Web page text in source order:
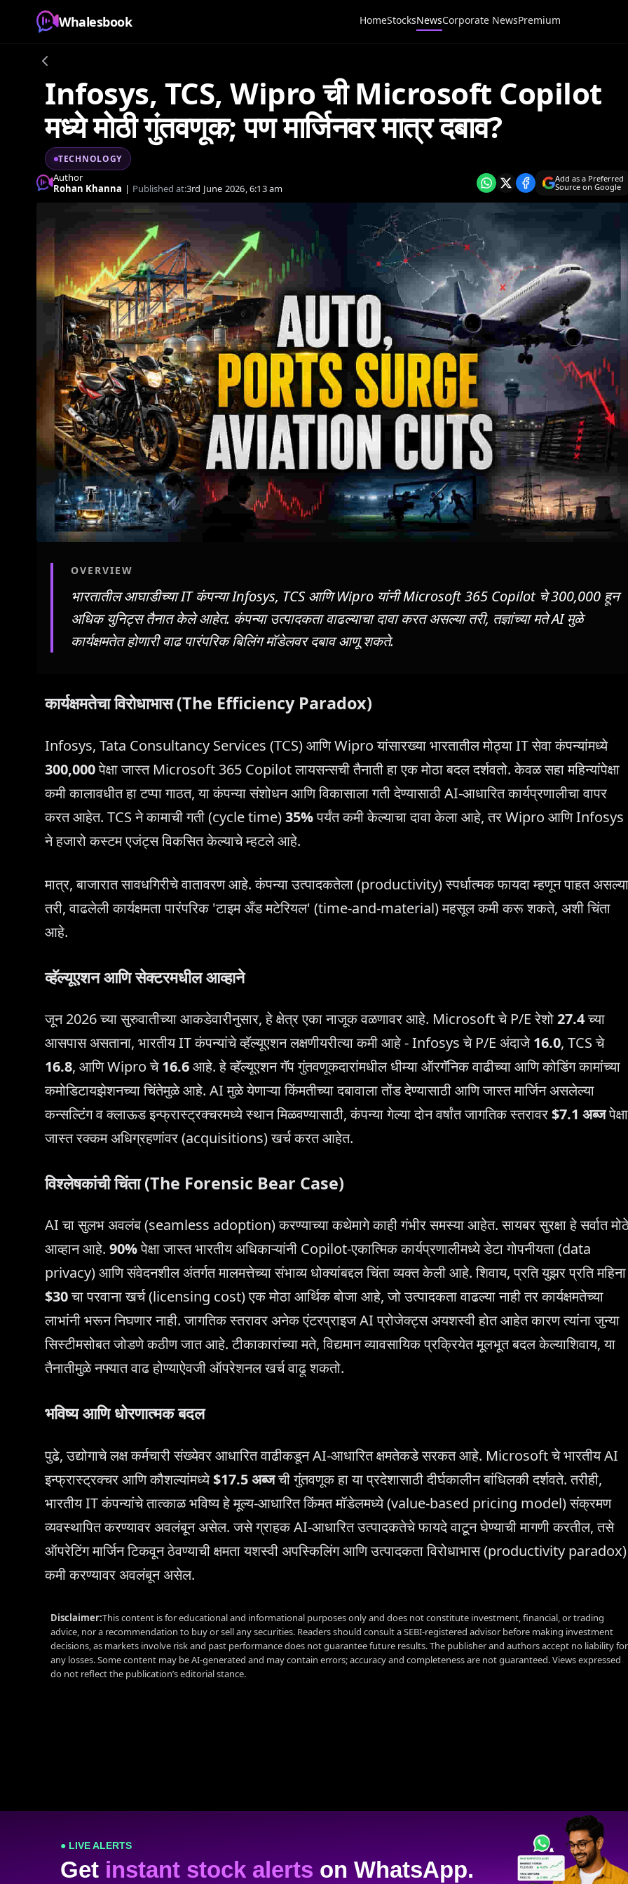
Whalesbook HomeStocksNewsCorporate NewsPremium
Infosys, TCS, Wipro ची Microsoft Copilot
मध्ये मोठी गुंतवणूक; पण मार्जिनवर मात्र दबाव?
TECHNOLOGY
Author
Rohan Khanna | Published at:3rd June 2026, 6:13 am
Add as a Preferred
Source on Google
OVERVIEW
भारतातील आघाडीच्या IT कंपन्या Infosys, TCS आणि Wipro यांनी Microsoft 365 Copilot चे 300,000 हून
अधिक युनिट्स तैनात केले आहेत. कंपन्या उत्पादकता वाढल्याचा दावा करत असल्या तरी, तज्ञांच्या मते AI मुळे
कार्यक्षमतेत होणारी वाढ पारंपरिक बिलिंग मॉडेलवर दबाव आणू शकते.
कार्यक्षमतेचा विरोधाभास (The Efficiency Paradox)
Infosys, Tata Consultancy Services (TCS) आणि Wipro यांसारख्या भारतातील मोठ्या IT सेवा कंपन्यांमध्ये
300,000पेक्षा जास्त Microsoft 365 Copilot लायसन्सची तैनाती हा एक मोठा बदल दर्शवतो. केवळ सहा महिन्यांपेक्षा
कमी कालावधीत हा टप्पा गाठत, या कंपन्या संशोधन आणि विकासाला गती देण्यासाठी AI-आधारित कार्यप्रणालीचा वापर
करत आहेत. TCS ने कामाची गती (cycle time)35%पर्यंत कमी केल्याचा दावा केला आहे, तर Wipro आणि Infosys
ने हजारो कस्टम एजंट्स विकसित केल्याचे म्हटले आहे.
मात्र, बाजारात सावधगिरीचे वातावरण आहे. कंपन्या उत्पादकतेला (productivity) स्पर्धात्मक फायदा म्हणून पाहत असल्या
तरी, वाढलेली कार्यक्षमता पारंपरिक 'टाइम अँड मटेरियल' (time-and-material) महसूल कमी करू शकते, अशी चिंता
आहे.
व्हॅल्यूएशन आणि सेक्टरमधील आव्हाने
जून 2026 च्या सुरुवातीच्या आकडेवारीनुसार, हे क्षेत्र एका नाजूक वळणावर आहे. Microsoft चे P/E रेशो27.4च्या
आसपास असताना, भारतीय IT कंपन्यांचे व्हॅल्यूएशन लक्षणीयरीत्या कमी आहे - Infosys चे P/E अंदाजे16.0, TCS चे
16.8, आणि Wipro चे16.6आहे. हे व्हॅल्यूएशन गॅप गुंतवणूकदारांमधील धीम्या ऑरगॅनिक वाढीच्या आणि कोडिंग कामांच्या
कमोडिटायझेशनच्या चिंतेमुळे आहे. AI मुळे येणाऱ्या किंमतीच्या दबावाला तोंड देण्यासाठी आणि जास्त मार्जिन असलेल्या
कन्सल्टिंग व क्लाऊड इन्फ्रास्ट्रक्चरमध्ये स्थान मिळवण्यासाठी, कंपन्या गेल्या दोन वर्षांत जागतिक स्तरावर$7.1 अब्जपेक्षा
जास्त रक्कम अधिग्रहणांवर (acquisitions) खर्च करत आहेत.
विश्लेषकांची चिंता (The Forensic Bear Case)
AI चा सुलभ अवलंब (seamless adoption) करण्याच्या कथेमागे काही गंभीर समस्या आहेत. सायबर सुरक्षा हे सर्वात
आव्हान आहे. 90%पेक्षा जास्त भारतीय अधिकाऱ्यांनी Copilot-एकात्मिक कार्यप्रणालीमध्ये डेटा गोपनीयता (data
privacy) आणि संवेदनशील अंतर्गत मालमत्तेच्या संभाव्य धोक्यांबद्दल चिंता व्यक्त केली आहे. शिवाय, प्रति युझर प्रति महिना
$30चा परवाना खर्च (licensing cost) एक मोठा आर्थिक बोजा आहे, जो उत्पादकता वाढल्या नाही तर कार्यक्षमतेच्या
लाभांनी भरून निघणार नाही. जागतिक स्तरावर अनेक एंटरप्राइज AI प्रोजेक्ट्स अयशस्वी होत आहेत कारण त्यांना जुन्या
सिस्टीमसोबत जोडणे कठीण जात आहे. टीकाकारांच्या मते, विद्यमान व्यावसायिक प्रक्रियेत मूलभूत बदल केल्याशिवाय, या
तैनातीमुळे नफ्यात वाढ होण्याऐवजी ऑपरेशनल खर्च वाढू शकतो.
भविष्य आणि धोरणात्मक बदल
पुढे, उद्योगाचे लक्ष कर्मचारी संख्येवर आधारित वाढीकडून AI-आधारित क्षमतेकडे सरकत आहे. Microsoft चे भारतीय AI
इन्फ्रास्ट्रक्चर आणि कौशल्यांमध्ये$17.5 अब्जची गुंतवणूक हा या प्रदेशासाठी दीर्घकालीन बांधिलकी दर्शवते. तरीही,
भारतीय IT कंपन्यांचे तात्काळ भविष्य हे मूल्य-आधारित किंमत मॉडेलमध्ये (value-based pricing model) संक्रमण
व्यवस्थापित करण्यावर अवलंबून असेल. जसे ग्राहक AI-आधारित उत्पादकतेचे फायदे वाटून घेण्याची मागणी करतील, तसे
ऑपरेटिंग मार्जिन टिकवून ठेवण्याची क्षमता यशस्वी अपस्किलिंग आणि उत्पादकता विरोधाभास (productivity paradox)
कमी करण्यावर अवलंबून असेल.
Disclaimer:This content is for educational and informational purposes only and does not constitute investment, financial, or trading
advice, nor a recommendation to buy or sell any securities. Readers should consult a SEBI-registered advisor before making investment
decisions, as markets involve risk and past performance does not guarantee future results. The publisher and authors accept no liability for
any losses. Some content may be AI-generated and may contain errors; accuracy and completeness are not guaranteed. Views expressed
do not reflect the publication’s editorial stance.
● LIVE ALERTS
Get instant stock alerts on WhatsApp.